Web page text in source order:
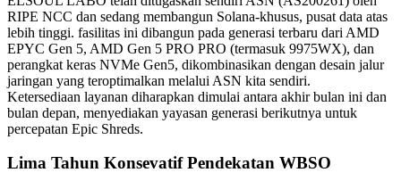
RIPE NCC dan sedang membangun Solana-khusus, pusat data atas
lebih tinggi. fasilitas ini dibangun pada generasi terbaru dari AMD
EPYC Gen 5, AMD Gen 5 PRO PRO (termasuk 9975WX), dan
perangkat keras NVMe Gen5, dikombinasikan dengan desain jalur
jaringan yang teroptimalkan melalui ASN kita sendiri.
Ketersediaan layanan diharapkan dimulai antara akhir bulan ini dan
bulan depan, menyediakan yayasan generasi berikutnya untuk
percepatan Epic Shreds.
Lima Tahun Konsevatif Pendekatan WBSO